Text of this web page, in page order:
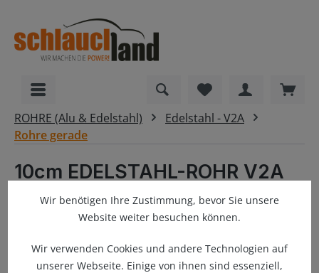
Du hast 0
ROHRE (Alu & Edelstahl)
Edelstahl - V2A
Rohre gerade
10cm EDELSTAHL-ROHR V2A
1.4301 INOX
Bildergalerie überspringen
Wir benötigen Ihre Zustimmung, bevor Sie unsere
Website weiter besuchen können.
Wir verwenden Cookies und andere Technologien auf
unserer Webseite. Einige von ihnen sind essenziell,